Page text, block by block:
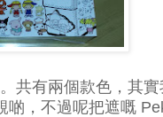
共有兩個款色，其實
啲，不過呢把遮嘅